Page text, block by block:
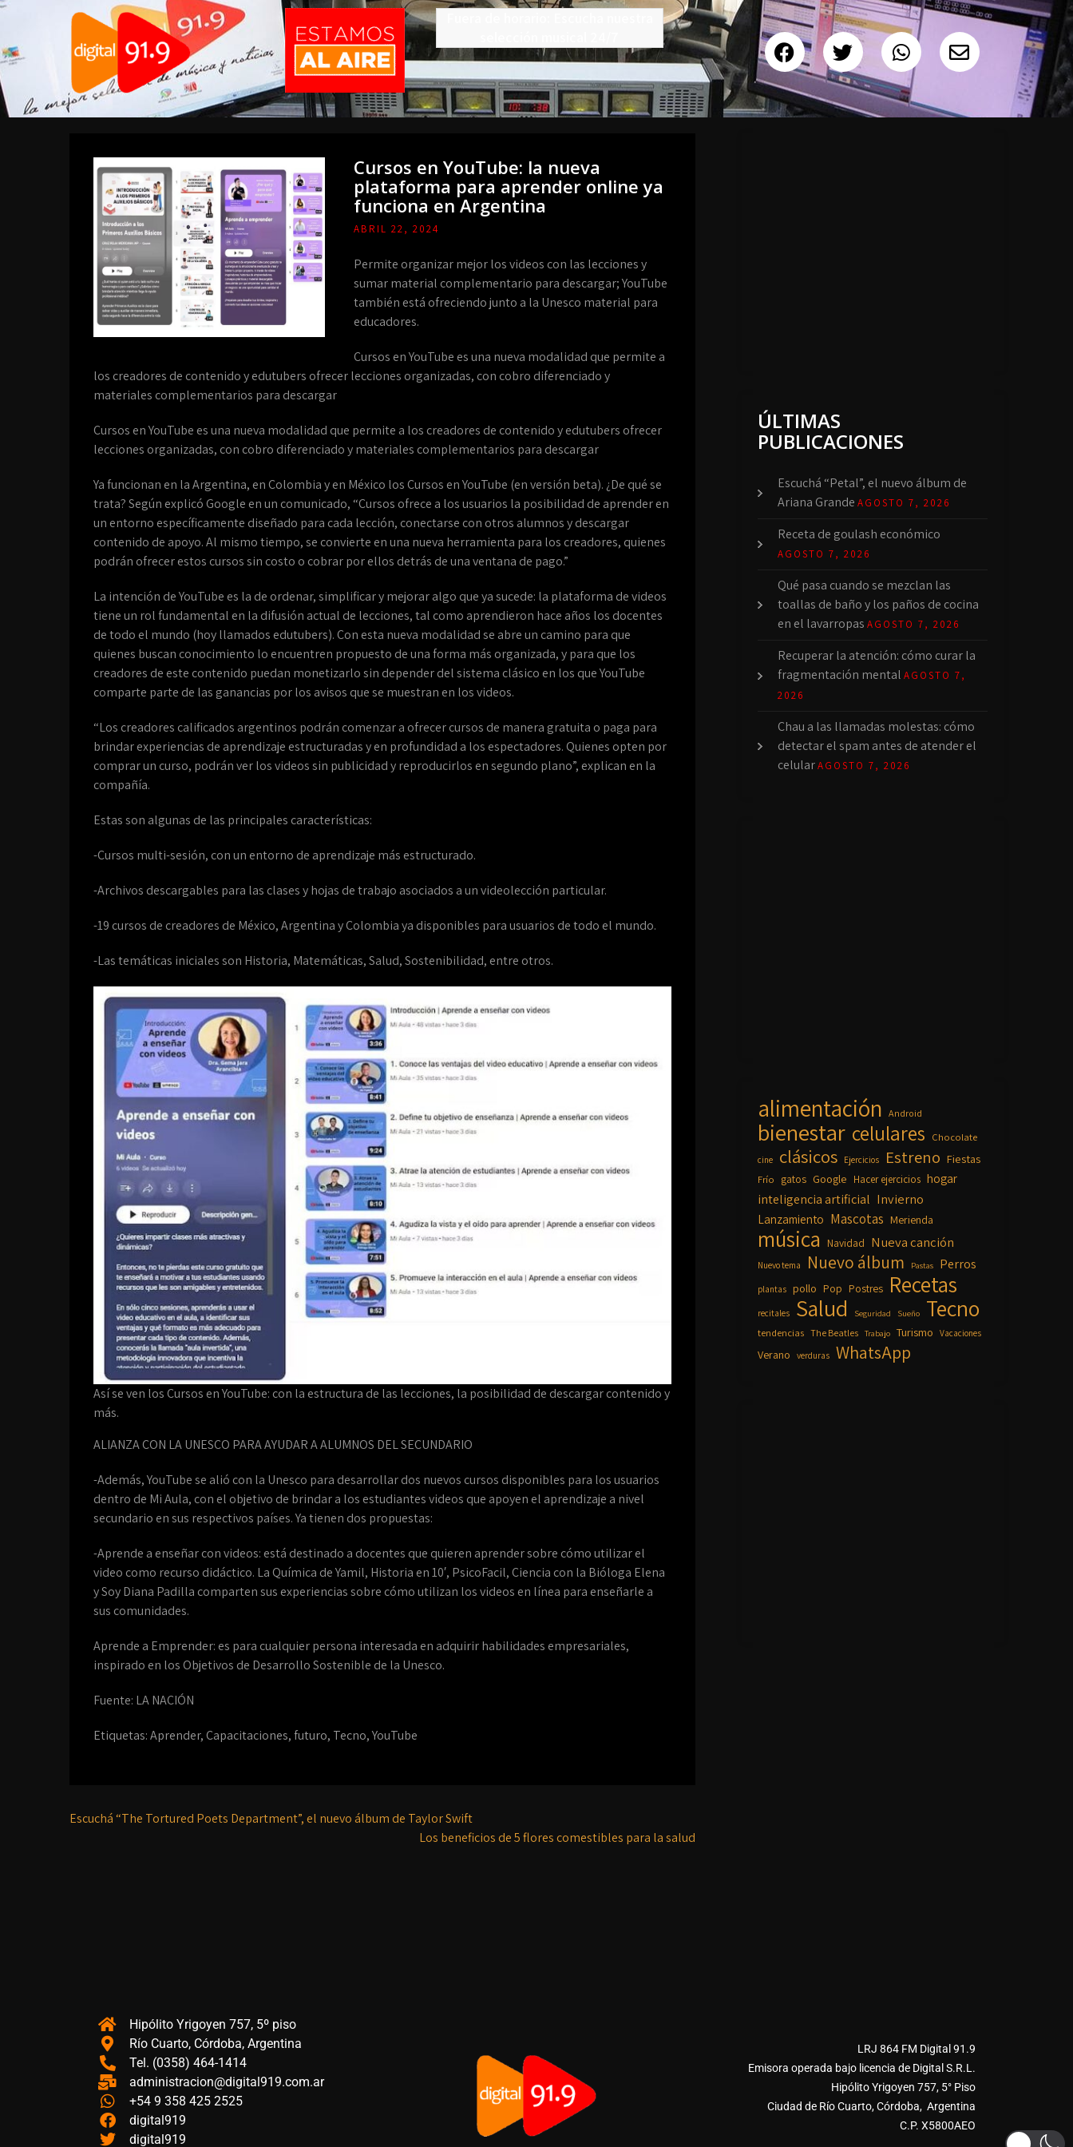
Cursos en YouTube: la nueva
plataforma para aprender online ya
funciona en Argentina
ABRIL 22, 2024
Permite organizar mejor los videos con las lecciones y
sumar material complementario para descargar; YouTube
también está ofreciendo junto a la Unesco material para
educadores.
Cursos en YouTube es una nueva modalidad que permite a
los creadores de contenido y edutubers ofrecer lecciones organizadas, con cobro diferenciado y
materiales complementarios para descargar
Cursos en YouTube es una nueva modalidad que permite a los creadores de contenido y edutubers ofrecer
lecciones organizadas, con cobro diferenciado y materiales complementarios para descargar
Ya funcionan en la Argentina, en Colombia y en México los Cursos en YouTube (en versión beta). ¿De qué se
trata? Según explicó Google en un comunicado, “Cursos ofrece a los usuarios la posibilidad de aprender en
un entorno específicamente diseñado para cada lección, conectarse con otros alumnos y descargar
contenido de apoyo. Al mismo tiempo, se convierte en una nueva herramienta para los creadores, quienes
podrán ofrecer estos cursos sin costo o cobrar por ellos detrás de una ventana de pago.”
La intención de YouTube es la de ordenar, simplificar y mejorar algo que ya sucede: la plataforma de videos
tiene un rol fundamental en la difusión actual de lecciones, tal como aprendieron hace años los docentes
de todo el mundo (hoy llamados edutubers). Con esta nueva modalidad se abre un camino para que
quienes buscan conocimiento lo encuentren propuesto de una forma más organizada, y para que los
creadores de este contenido puedan monetizarlo sin depender del sistema clásico en los que YouTube
comparte parte de las ganancias por los avisos que se muestran en los videos.
“Los creadores calificados argentinos podrán comenzar a ofrecer cursos de manera gratuita o paga para
brindar experiencias de aprendizaje estructuradas y en profundidad a los espectadores. Quienes opten por
comprar un curso, podrán ver los videos sin publicidad y reproducirlos en segundo plano”, explican en la
compañía.
Estas son algunas de las principales características:
-Cursos multi-sesión, con un entorno de aprendizaje más estructurado.
-Archivos descargables para las clases y hojas de trabajo asociados a un videolección particular.
-19 cursos de creadores de México, Argentina y Colombia ya disponibles para usuarios de todo el mundo.
-Las temáticas iniciales son Historia, Matemáticas, Salud, Sostenibilidad, entre otros.
Así se ven los Cursos en YouTube: con la estructura de las lecciones, la posibilidad de descargar contenido y
más.
ALIANZA CON LA UNESCO PARA AYUDAR A ALUMNOS DEL SECUNDARIO
-Además, YouTube se alió con la Unesco para desarrollar dos nuevos cursos disponibles para los usuarios
dentro de Mi Aula, con el objetivo de brindar a los estudiantes videos que apoyen el aprendizaje a nivel
secundario en sus respectivos países. Ya tienen dos propuestas:
-Aprende a enseñar con videos: está destinado a docentes que quieren aprender sobre cómo utilizar el
video como recurso didáctico. La Química de Yamil, Historia en 10′, PsicoFacil, Ciencia con la Bióloga Elena
y Soy Diana Padilla comparten sus experiencias sobre cómo utilizan los videos en línea para enseñarle a
sus comunidades.
Aprende a Emprender: es para cualquier persona interesada en adquirir habilidades empresariales,
inspirado en los Objetivos de Desarrollo Sostenible de la Unesco.
Fuente: LA NACIÓN
Etiquetas:Aprender,Capacitaciones,futuro, Tecno,YouTube
Escuchá “The Tortured Poets Department”, el nuevo álbum de Taylor Swift
Los beneficios de 5 flores comestibles para la salud
ÚLTIMAS
PUBLICACIONES
Escuchá “Petal”, el nuevo álbum de
Ariana Grande AGOSTO 7, 2026
Receta de goulash económico
AGOSTO 7, 2026
Qué pasa cuando se mezclan las
toallas de baño y los paños de cocina
en el lavarropas AGOSTO 7, 2026
Recuperar la atención: cómo curar la
fragmentación mental AGOSTO 7,
2026
Chau a las llamadas molestas: cómo
detectar el spam antes de atender el
celular AGOSTO 7, 2026
alimentación Android
bienestar celulares Chocolate
cine clásicos Ejercicios Estreno Fiestas
Frío gatos Google Hacer ejercicios hogar
inteligencia artificial Invierno
Lanzamiento Mascotas Merienda
música Navidad Nueva canción
Nuevo tema Nuevo álbum Pastas Perros
plantas pollo Pop Postres Recetas
recitales Salud Seguridad Sueño Tecno
tendencias The Beatles Trabajo Turismo Vacaciones
Verano verduras WhatsApp
Hipólito Yrigoyen 757, 5º piso
Río Cuarto, Córdoba, Argentina
Tel. (0358) 464-1414
administracion@digital919.com.ar
+54 9 358 425 2525
digital919
digital919
LRJ 864 FM Digital 91.9
Emisora operada bajo licencia de Digital S.R.L.
Hipólito Yrigoyen 757, 5° Piso
Ciudad de Río Cuarto, Córdoba, Argentina
C.P. X5800AEO